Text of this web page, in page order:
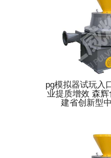
pg模拟器试玩入
业提质增效 森
建省创新型